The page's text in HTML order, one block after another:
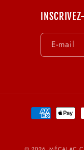
E-mail
Moyens